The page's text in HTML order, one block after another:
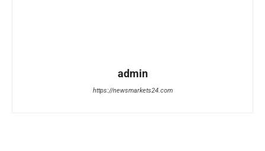
admin
https://newsmarkets24.com